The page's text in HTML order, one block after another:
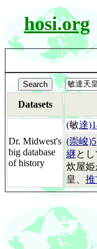
hosi.org
Datasets
Dr. Midwest's
big database
of history
(敏達
(崇峻)5
継とし
炊屋姫
皇、 推